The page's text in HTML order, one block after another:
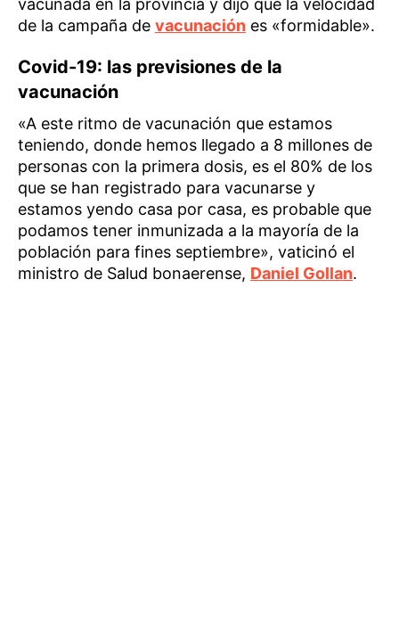
vacunada en la provincia y dijo que la velocidad
de la campaña de vacunación es «formidable».
Covid-19: las previsiones de la
vacunación
«A este ritmo de vacunación que estamos
teniendo, donde hemos llegado a 8 millones de
personas con la primera dosis, es el 80% de los
que se han registrado para vacunarse y
estamos yendo casa por casa, es probable que
podamos tener inmunizada a la mayoría de la
población para fines septiembre», vaticinó el
ministro de Salud bonaerense, Daniel Gollan.